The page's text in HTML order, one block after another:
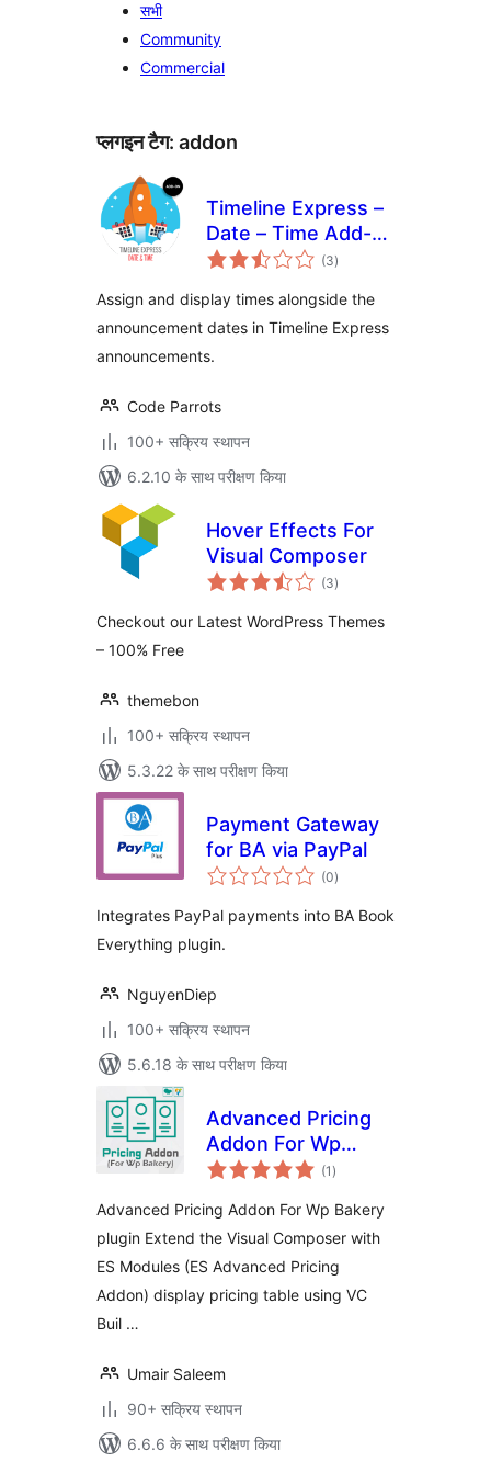
सभी
Community
Commercial
प्लगइन टैग: addon
Timeline Express –
Date – Time Add-
On
(3कुल
दर)
Assign and display times alongside the
announcement dates in Timeline Express
announcements.
Code Parrots
100+ सक्रिय स्थापन
6.2.10 के साथ परीक्षण किया
Hover Effects For
Visual Composer
(3कुल
दर)
Checkout our Latest WordPress Themes
– 100% Free
themebon
100+ सक्रिय स्थापन
5.3.22 के साथ परीक्षण किया
Payment Gateway
for BA via PayPal
(0कुल
दर)
Integrates PayPal payments into BA Book
Everything plugin.
NguyenDiep
100+ सक्रिय स्थापन
5.6.18 के साथ परीक्षण किया
Advanced Pricing
Addon For Wp
Bakery
(1 कुल
दर)
Advanced Pricing Addon For Wp Bakery
plugin Extend the Visual Composer with
ES Modules (ES Advanced Pricing
Addon) display pricing table using VC
Buil …
Umair Saleem
90+ सक्रिय स्थापन
6.6.6 के साथ परीक्षण किया